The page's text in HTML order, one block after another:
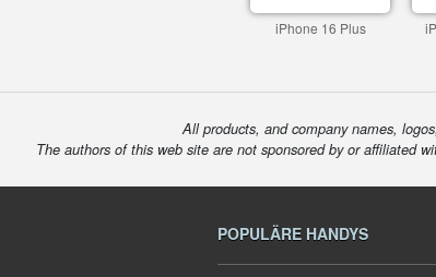
iPhone 16 Plus
All products, and company names,
The authors of this web site are not sponsored by or affiliated
POPULÄRE HANDYS